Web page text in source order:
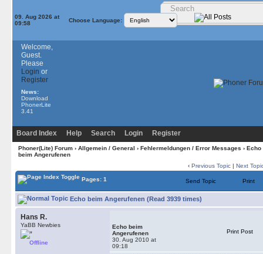
09. Aug 2026 at
09:58
Choose Language:
Welcome,
Guest.
Please
Login or
Register
News:
Download
PhonerLite
3.41
Board Index Help Search Login Register
Phoner(Lite) Forum› Allgemein / General › Fehlermeldungen / Error Messages › Echo
beim Angerufenen
‹ Previous Topic | Next
Pages: 1 Send Topic Print
Echo beim Angerufenen (Read 3939 times)
Hans R.
YaBB Newbies
Offline
Echo beim
Angerufenen
30. Aug 2010 at
09:18
Print Post